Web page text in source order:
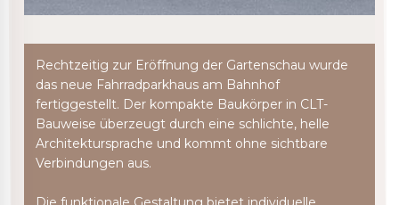
Rechtzeitig zur Eröffnung der Gartenschau wurde
das neue Fahrradparkhaus am Bahnhof
fertiggestellt. Der kompakte Baukörper in CLT-
Bauweise überzeugt durch eine schlichte, helle
Architektursprache und kommt ohne sichtbare
Verbindungen aus.